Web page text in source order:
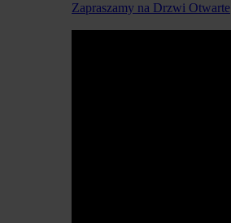
Zapraszamy na Drzwi Otwarte